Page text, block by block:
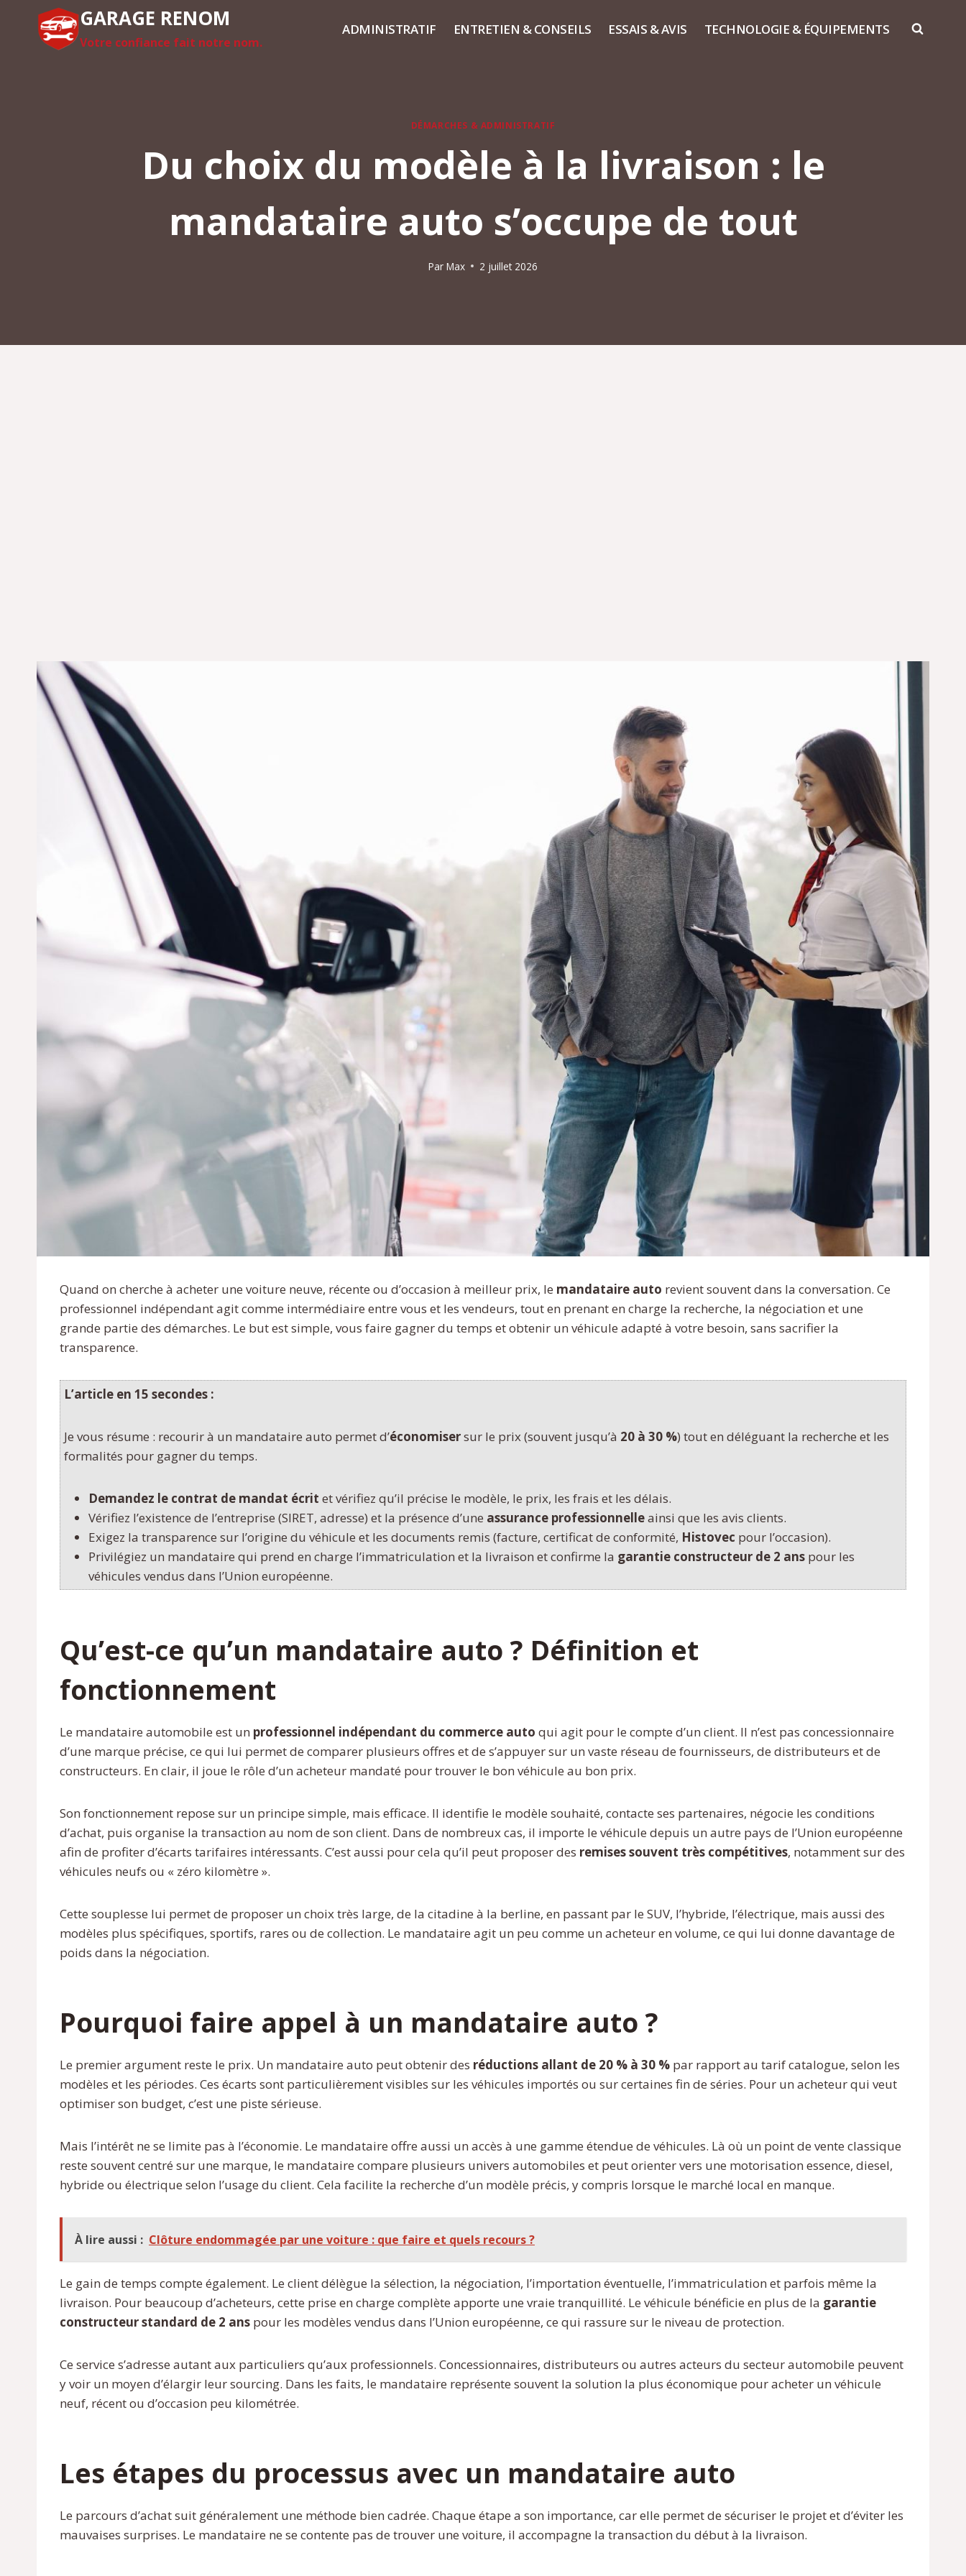
contenu
GARAGE RENOM
Votre confiance fait notre nom.
ADMINISTRATIF ENTRETIEN & CONSEILS ESSAIS & AVIS TECHNOLOGIE & ÉQUIPEMENTS
DÉMARCHES & ADMINISTRATIF
Du choix du modèle à la livraison : le
mandataire auto s’occupe de tout
Par Max 2 juillet 2026
Quand on cherche à acheter une voiture neuve, récente ou d’occasion à meilleur prix, le mandataire auto revient souvent dans la conversation. Ce
professionnel indépendant agit comme intermédiaire entre vous et les vendeurs, tout en prenant en charge la recherche, la négociation et une
grande partie des démarches. Le but est simple, vous faire gagner du temps et obtenir un véhicule adapté à votre besoin, sans sacrifier la
transparence.
L’article en 15 secondes :
Je vous résume : recourir à un mandataire auto permet d’économisersur le prix (souvent jusqu’à 20 à 30 %) tout en déléguant la recherche et les
formalités pour gagner du temps.
Demandez le contrat de mandat écrit et vérifiez qu’il précise le modèle, le prix, les frais et les délais.
Vérifiez l’existence de l’entreprise (SIRET, adresse) et la présence d’une assurance professionnelleainsi que les avis clients.
Exigez la transparence sur l’origine du véhicule et les documents remis (facture, certificat de conformité, Histovec pour l’occasion).
Privilégiez un mandataire qui prend en charge l’immatriculation et la livraison et confirme la garantie constructeur de 2 ans pour les
véhicules vendus dans l’Union européenne.
Qu’est-ce qu’un mandataire auto ? Définition et
fonctionnement
Le mandataire automobile est un professionnel indépendant du commerce auto qui agit pour le compte d’un client. Il n’est pas concessionnaire
d’une marque précise, ce qui lui permet de comparer plusieurs offres et de s’appuyer sur un vaste réseau de fournisseurs, de distributeurs et de
constructeurs. En clair, il joue le rôle d’un acheteur mandaté pour trouver le bon véhicule au bon prix.
Son fonctionnement repose sur un principe simple, mais efficace. Il identifie le modèle souhaité, contacte ses partenaires, négocie les conditions
d’achat, puis organise la transaction au nom de son client. Dans de nombreux cas, il importe le véhicule depuis un autre pays de l’Union européenne
afin de profiter d’écarts tarifaires intéressants. C’est aussi pour cela qu’il peut proposer des remises souvent très compétitives, notamment sur des
véhicules neufs ou « zéro kilomètre ».
Cette souplesse lui permet de proposer un choix très large, de la citadine à la berline, en passant par le SUV, l’hybride, l’électrique, mais aussi des
modèles plus spécifiques, sportifs, rares ou de collection. Le mandataire agit un peu comme un acheteur en volume, ce qui lui donne davantage de
poids dans la négociation.
Pourquoi faire appel à un mandataire auto ?
Le premier argument reste le prix. Un mandataire auto peut obtenir des réductions allant de 20 % à 30 % par rapport au tarif catalogue, selon les
modèles et les périodes. Ces écarts sont particulièrement visibles sur les véhicules importés ou sur certaines fin de séries. Pour un acheteur qui veut
optimiser son budget, c’est une piste sérieuse.
Mais l’intérêt ne se limite pas à l’économie. Le mandataire offre aussi un accès à une gamme étendue de véhicules. Là où un point de vente classique
reste souvent centré sur une marque, le mandataire compare plusieurs univers automobiles et peut orienter vers une motorisation essence, diesel,
hybride ou électrique selon l’usage du client. Cela facilite la recherche d’un modèle précis, y compris lorsque le marché local en manque.
À lire aussi : Clôture endommagée par une voiture : que faire et quels recours ?
Le gain de temps compte également. Le client délègue la sélection, la négociation, l’importation éventuelle, l’immatriculation et parfois même la
livraison. Pour beaucoup d’acheteurs, cette prise en charge complète apporte une vraie tranquillité. Le véhicule bénéficie en plus de la garantie
constructeur standard de 2 ans pour les modèles vendus dans l’Union européenne, ce qui rassure sur le niveau de protection.
Ce service s’adresse autant aux particuliers qu’aux professionnels. Concessionnaires, distributeurs ou autres acteurs du secteur automobile peuvent
y voir un moyen d’élargir leur sourcing. Dans les faits, le mandataire représente souvent la solution la plus économique pour acheter un véhicule
neuf, récent ou d’occasion peu kilométrée.
Les étapes du processus avec un mandataire auto
Le parcours d’achat suit généralement une méthode bien cadrée. Chaque étape a son importance, car elle permet de sécuriser le projet et d’éviter les
mauvaises surprises. Le mandataire ne se contente pas de trouver une voiture, il accompagne la transaction du début à la livraison.